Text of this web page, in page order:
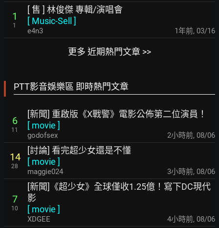
1
1
[ 售 ] 林俊傑 專輯/演唱會
[ Music-Sell ]
e4n3 1年前, 03/16
更多 近期熱門文章 >>
PTT影音娛樂區 即時熱門文章
6
11
[新聞] 重啟版《X戰警》電影公佈第二位演員！
[ movie ]
godofsex 2小時前, 08/06
14
28
[討論] 看完超少女還是不懂
[ movie ]
maggie024 3小時前, 08/06
7
10
[新聞]《超少女》全球僅收1.25億！寫下DC現代
影
[ movie ]
XDGEE 4小時前, 08/06